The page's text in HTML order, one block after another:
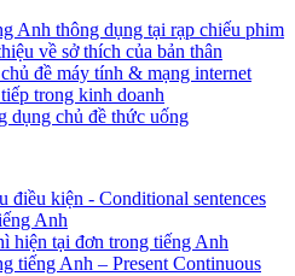
Anh thông dụng tại rạp chiếu phim
về sở thích của bản thân
đề máy tính & mạng internet
trong kinh doanh
dụng chủ đề thức uống
điều kiện - Conditional sentences
Anh
hiện tại đơn trong tiếng Anh
tiếng Anh – Present Continuous